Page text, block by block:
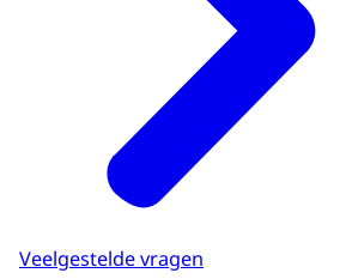
Veelgestelde vragen